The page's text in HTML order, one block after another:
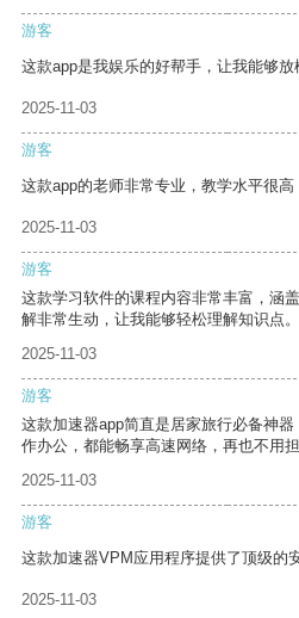
游客
这款app是我娱乐的好帮手，让我能够放
2025-11-03
游客
这款app的老师非常专业，教学水平很高
2025-11-03
游客
这款学习软件的课程内容非常丰富，涵
解非常生动，让我能够轻松理解知识点。
2025-11-03
游客
这款加速器app简直是居家旅行必备神
作办公，都能畅享高速网络，再也不用担
2025-11-03
游客
这款加速器VPM应用程序提供了顶级的
2025-11-03